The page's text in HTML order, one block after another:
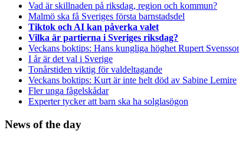
Vad är skillnaden på riksdag, region och kommun?
Malmö ska få Sveriges första barnstadsdel
Tiktok och AI kan påverka valet
Vilka är partierna i Sveriges riksdag?
Veckans boktips: Hans kungliga höghet Rupert
I år är det val i Sverige
Tonårstiden viktig för valdeltagande
Veckans boktips: Kurt är inte helt död av Sabine Lemire
Fler unga fågelskådar
Experter tycker att barn ska ha solglasögon
News of the day